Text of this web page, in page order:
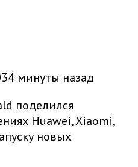
минуты назад
поделился
Huawei, Xiaomi,
новых